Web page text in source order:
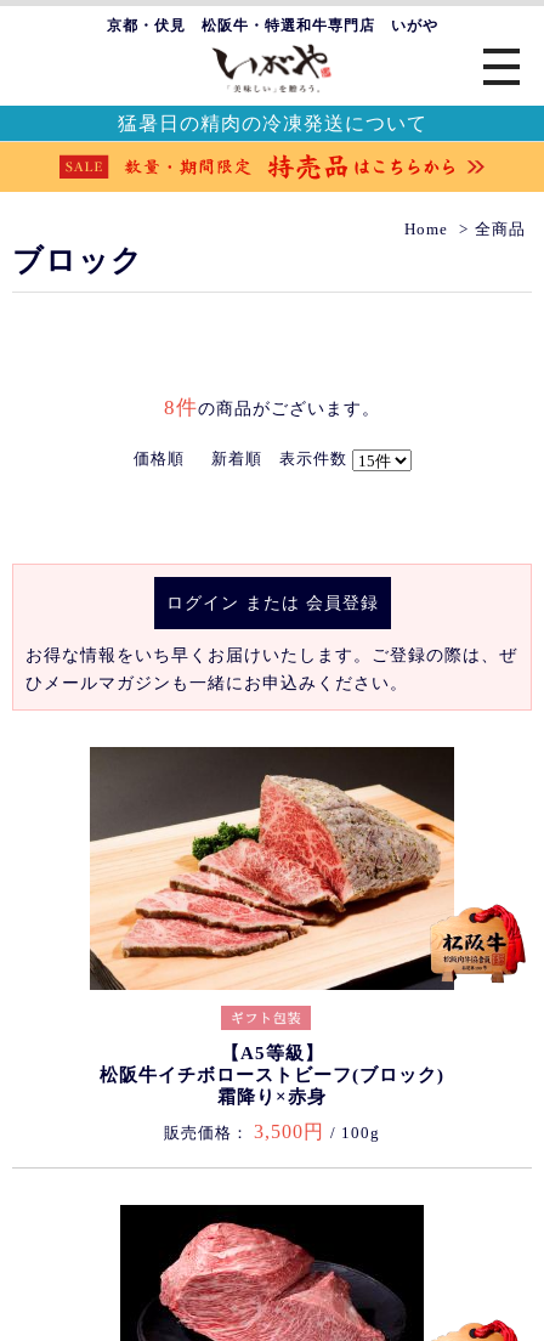
京都・伏見 松阪牛・特選和牛専門店 いがや
猛暑日の精肉の冷凍発送について
Home 全商品
ブロック
8件の商品がございます。
価格順 新着順 表示件数
ログイン または 会員登録
お得な情報をいち早くお届けいたします。ご登録の際は、ぜ
ひメールマガジンも一緒にお申込みください。
【A5等級】
松阪牛イチボローストビーフ(ブロック)
霜降り×赤身
販売価格： 3,500円 / 100g